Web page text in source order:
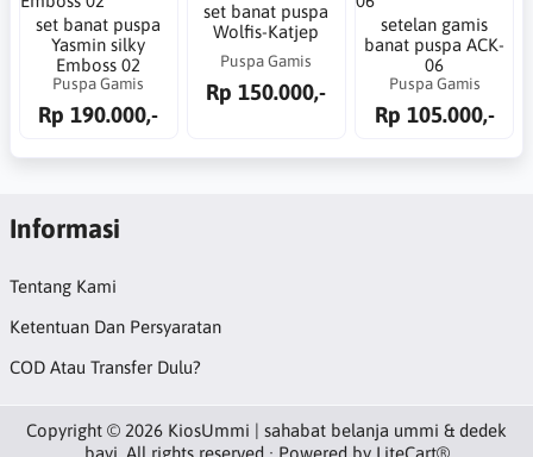
set banat puspa
Yasmin silky
Emboss 02
Puspa Gamis
Rp 190.000,-
set banat puspa
Wolfis-Katjep
Puspa Gamis
Rp 150.000,-
setelan gamis
banat puspa ACK-
06
Puspa Gamis
Rp 105.000,-
Informasi
Tentang Kami
Ketentuan Dan Persyaratan
COD Atau Transfer Dulu?
Copyright © 2026 KiosUmmi | sahabat belanja ummi & dedek
bayi. All rights reserved · Powered by LiteCart®